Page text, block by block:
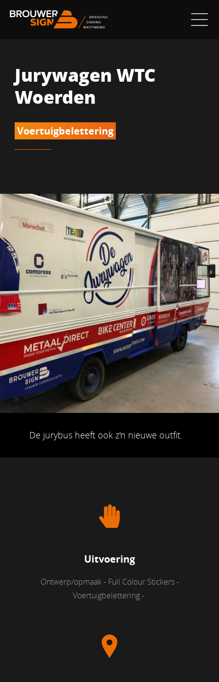
Jurywagen WTC
Woerden
Voertuigbelettering
De jurybus heeft ook z'n nieuwe outfit.
Uitvoering
Ontwerp/opmaak - Full Colour Stickers -
Voertuigbelettering -